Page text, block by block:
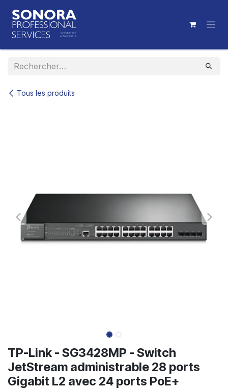
Tous les produits
TP-Link - SG3428MP - Switch
JetStream administrable 28 ports
Gigabit L2 avec 24 ports PoE+